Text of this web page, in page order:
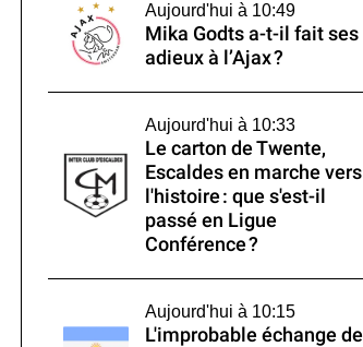
Aujourd'hui à 10:49
Mika Godts a-t-il fait ses
adieux à l’Ajax ?
Aujourd'hui à 10:33
Le carton de Twente,
Escaldes en marche vers
l'histoire : que s'est-il
passé en Ligue
Conférence ?
Aujourd'hui à 10:15
L'improbable échange de